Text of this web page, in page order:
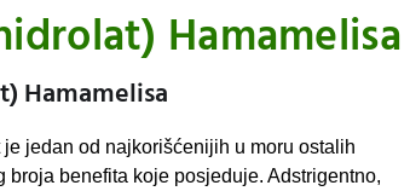
Hamamelisa
Hamamelisa
jedan od najkorišćenijih u moru ostalih
broja benefita koje posjeduje. Adstrigentno,